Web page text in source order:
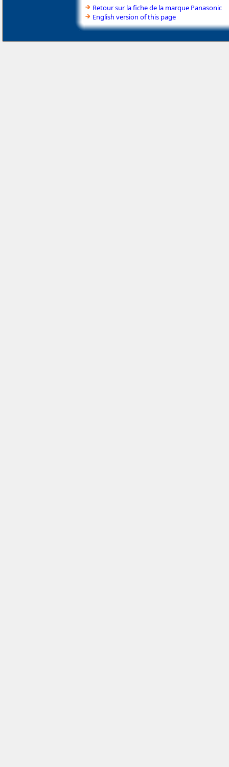
Retour sur la fiche de la marque Panasonic
English version of this page